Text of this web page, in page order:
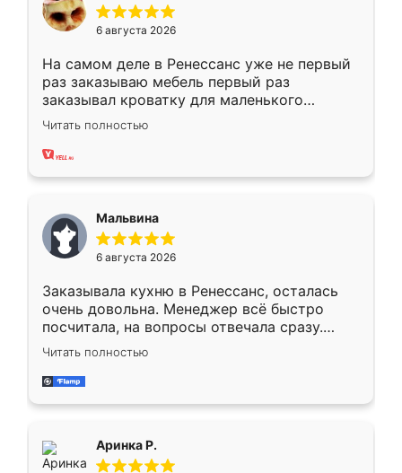
6 августа 2026
На самом деле в Ренессанс уже не первый
раз заказываю мебель первый раз
заказывал кроватку для маленького
ребёнка при его рождении ,во второй раз
заказал шкаф-купе. По качеству очень
хорошее сборка достаточно быстрая,
меньше, здесь же он более разнообразный.
Мне нравится ,если что-то потребуется из
мебели буду заказывать только здесь.
Читать полностью
Мальвина
6 августа 2026
Заказывала кухню в Ренессанс, осталась
очень довольна. Менеджер всё быстро
посчитала, на вопросы отвечала сразу.
Замерщик приехал в субботу, подошёл к
делу со всей ответственностью. Собрали
за день, ребята работали аккуратно, даже
Читать полностью
Аринка Р.